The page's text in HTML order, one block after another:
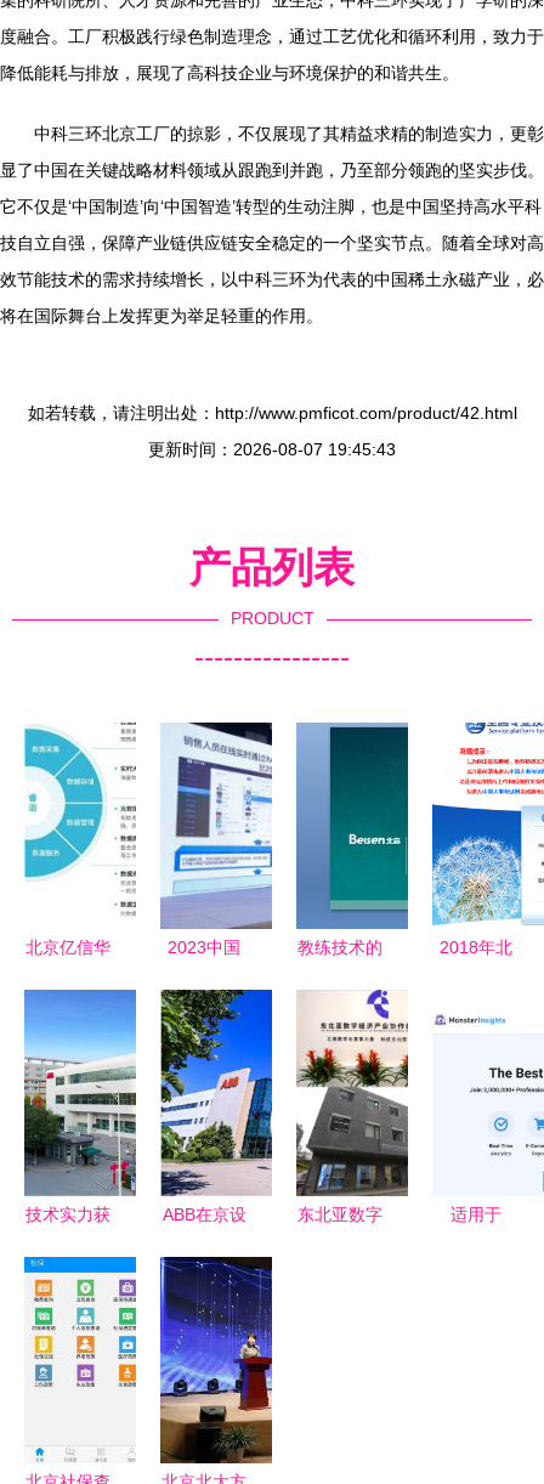
度融合。工厂积极践行绿色制造理念，通过工艺优化和循环利用，致力于
降低能耗与排放，展现了高科技企业与环境保护的和谐共生。
中科三环北京工厂的掠影，不仅展现了其精益求精的制造实力，更彰
显了中国在关键战略材料领域从跟跑到并跑，乃至部分领跑的坚实步伐。
它不仅是‘中国制造’向‘中国智造’转型的生动注脚，也是中国坚持高水平科
技自立自强，保障产业链供应链安全稳定的一个坚实节点。随着全球对高
效节能技术的需求持续增长，以中科三环为代表的中国稀土永磁产业，必
将在国际舞台上发挥更为举足轻重的作用。
如若转载，请注明出处：http://www.pmficot.com/product/42.html
更新时间：2026-08-07 19:45:43
产品列表
PRODUCT
----------------
北京亿信华
转型 专业
软件技术咨
询服务解析
2023中国
会在京落幕
聚焦数字化
转型与创新
实践
教练技术的
京软件技术
咨询课件精
讲
2018年北
工程师考试
启 开启职
业发展的关
技术实力获
动控制北京
咨询事业部
获多项媒体
ABB在京设
建筑客户体
验中心，庆
祝低压北京
工厂25周年
东北亚数字
适用于